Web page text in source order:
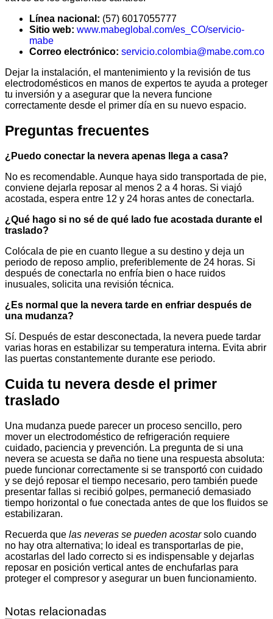
Línea nacional: (57) 6017055777
Sitio web: www.mabeglobal.com/es_CO/servicio-
mabe
Correo electrónico: servicio.colombia@mabe.com.co
Dejar la instalación, el mantenimiento y la revisión de tus
electrodomésticos en manos de expertos te ayuda a proteger
tu inversión y a asegurar que la nevera funcione
correctamente desde el primer día en su nuevo espacio.
Preguntas frecuentes
¿Puedo conectar la nevera apenas llega a casa?
No es recomendable. Aunque haya sido transportada de pie,
conviene dejarla reposar al menos 2 a 4 horas. Si viajó
acostada, espera entre 12 y 24 horas antes de conectarla.
¿Qué hago si no sé de qué lado fue acostada durante el
traslado?
Colócala de pie en cuanto llegue a su destino y deja un
periodo de reposo amplio, preferiblemente de 24 horas. Si
después de conectarla no enfría bien o hace ruidos
inusuales, solicita una revisión técnica.
¿Es normal que la nevera tarde en enfriar después de
una mudanza?
Sí. Después de estar desconectada, la nevera puede tardar
varias horas en estabilizar su temperatura interna. Evita abrir
las puertas constantemente durante ese periodo.
Cuida tu nevera desde el primer
traslado
Una mudanza puede parecer un proceso sencillo, pero
mover un electrodoméstico de refrigeración requiere
cuidado, paciencia y prevención. La pregunta de si una
nevera se acuesta se daña no tiene una respuesta absoluta:
puede funcionar correctamente si se transportó con cuidado
y se dejó reposar el tiempo necesario, pero también puede
presentar fallas si recibió golpes, permaneció demasiado
tiempo horizontal o fue conectada antes de que los fluidos se
estabilizaran.
Recuerda que las neveras se pueden acostarsolo cuando
no hay otra alternativa; lo ideal es transportarlas de pie,
acostarlas del lado correcto si es indispensable y dejarlas
reposar en posición vertical antes de enchufarlas para
proteger el compresor y asegurar un buen funcionamiento.
Notas relacionadas